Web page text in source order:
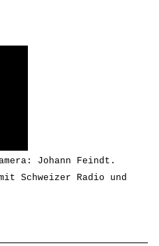
Johann Feindt.
Schweizer Radio und